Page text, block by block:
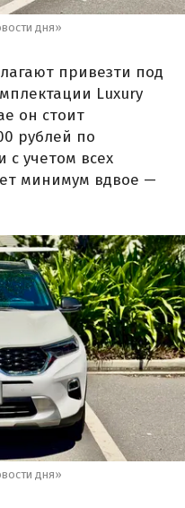
дня»
привезти под
Luxury
он стоит
рублей по
с учетом всех
минимум вдвое —
дня»